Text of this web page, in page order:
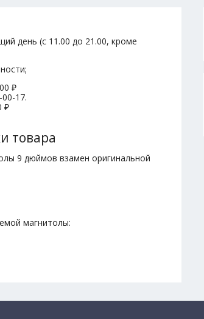
день (с 11.00 до 21.00, кроме
₽
17.
₽
товара
9 дюймов взамен оригинальной
магнитолы: